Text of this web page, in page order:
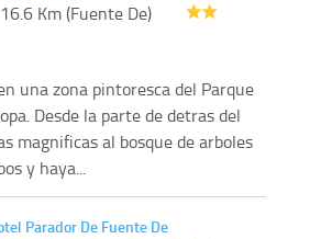
Km (Fuente De)
una zona pintoresca del Parque
Desde la parte de detras del
magnificas al bosque de arboles
y haya...
Parador De Fuente De